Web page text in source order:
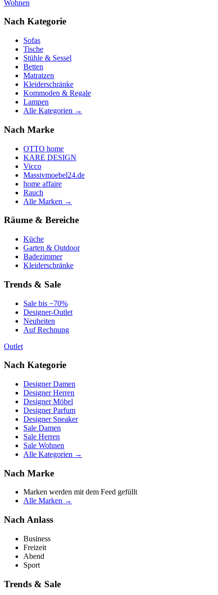
Wohnen
Nach Kategorie
Sofas
Tische
Stühle & Sessel
Betten
Matratzen
Kleiderschränke
Kommoden & Regale
Lampen
Alle Kategorien →
Nach Marke
OTTO home
KARE DESIGN
Vicco
Massivmoebel24.de
home affaire
Rauch
Alle Marken →
Räume & Bereiche
Küche
Garten & Outdoor
Badezimmer
Kleiderschränke
Trends & Sale
Sale bis −70%
Designer-Outlet
Neuheiten
Auf Rechnung
Outlet
Nach Kategorie
Designer Damen
Designer Herren
Designer Möbel
Designer Parfum
Designer Sneaker
Sale Damen
Sale Herren
Sale Wohnen
Alle Kategorien →
Nach Marke
Marken werden mit dem Feed gefüllt
Alle Marken →
Nach Anlass
Business
Freizeit
Abend
Sport
Trends & Sale